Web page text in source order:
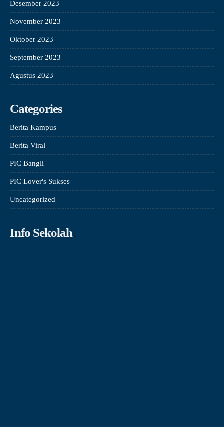
Desember 2023
November 2023
Oktober 2023
September 2023
Agustus 2023
Categories
Berita Kampus
Berita Viral
PIC Bangli
PIC Lover's Sukses
Uncategorized
Info Sekolah